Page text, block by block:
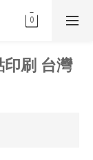
印刷 台灣